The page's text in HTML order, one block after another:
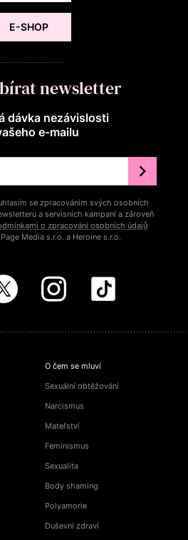
E-SHOP
newsletter
dávka nezávislosti
e‑mailu
se zpracováním svých osobních
a servisních kampaní a zároveň
o zpracování osobních údajů
Media s.r.o. a Heroine s.r.o.
O čem se mluví
Sexuální obtěžování
Narcismus
Mateřství
Feminismus
Sexualita
Body shaming
Polyamorie
Duševní zdraví